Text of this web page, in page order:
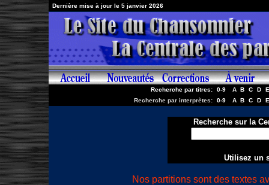
Dernière mise à jour le 5 janvier 2026
Recherche par titres: 0-9 A B C D
E
Recherche par interprètes:
0-9 A B C D E
Recherche sur la
Utilisez un
Nos partitions sont des textes